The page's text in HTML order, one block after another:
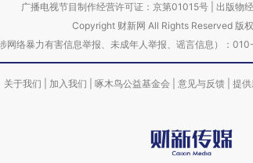
广播电视节目制作经营许可证：京第01015号| 出版物
Copyright 财新网 All Rights Reserved 版
网络暴力有害信息举报、未成年人举报、谣言信息）：
关于我们 加入我们 啄木鸟公益基金会 意见与反馈 提